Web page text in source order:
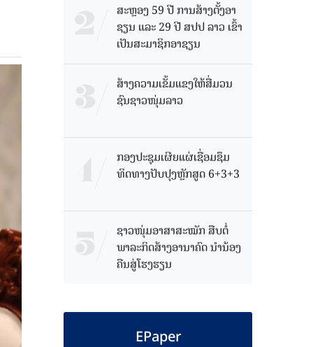
ສະຫຼອງ 59 ປີ ການສ້າງຕັ້ງອາ
ຊຽນ ແລະ 29 ປີ ສປປ ລາວ ເຂົ້າ
ເປັນສະມາຊິກອາຊຽນ
ສ້າງຄວາມເຂັ້ມແຂງໃຫ້ສື່ມວນ
ຊົນຊາວໜຸ່ມລາວ
ກອງປະຊຸມເຜີຍແຜ່ເຊື່ອມຊຶມ
ທິດທາງປັບປຸງຫຼັກສູດ 6+3+3
ຊາວໜຸ່ມອາສາສະໝັກ ສືບຕໍ່
ພາລະກິດສ້າງອານາຄົດ ນໍານ້ອງ
ຄືນສູ່ໂຮງຮຽນ
EPaper